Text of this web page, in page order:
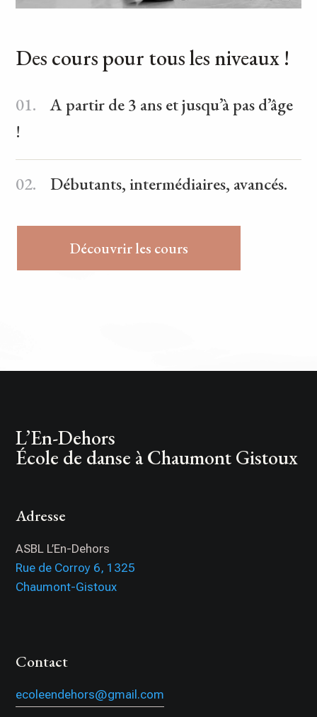
Des cours pour tous les niveaux !
01.
A partir de 3 ans et jusqu’à pas d’âge
!
02. Débutants, intermédiaires, avancés.
Découvrir les cours
L’En-Dehors
École de danse à Chaumont Gistoux
Adresse
ASBL L’En-Dehors
Rue de Corroy 6, 1325
Chaumont-Gistoux
Contact
ecoleendehors@gmail.com